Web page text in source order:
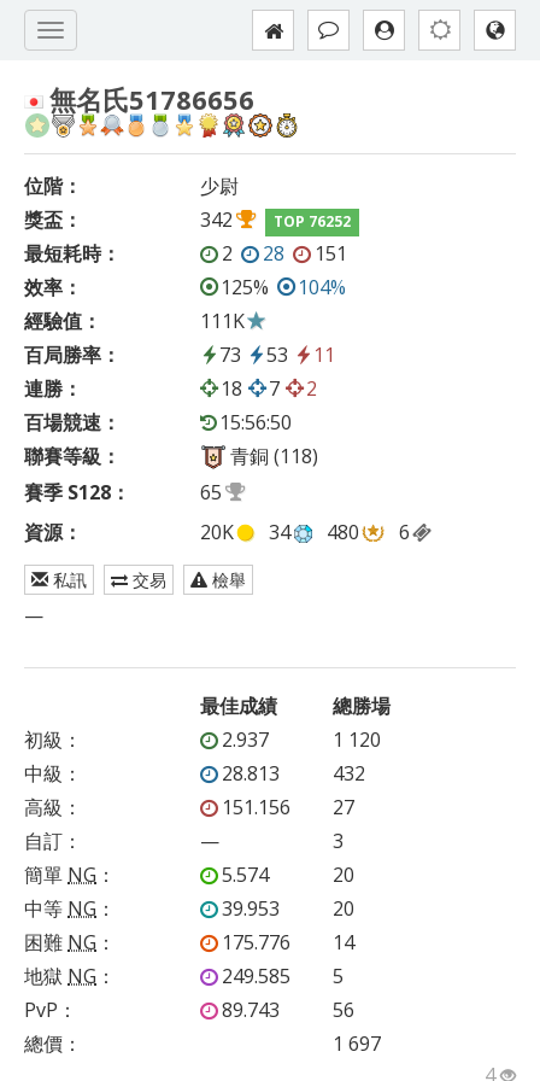
無名氏51786656
位階：
少尉
獎盃：
342 TOP 76252
最短耗時： 2 28
151
效率：
125%
104%
經驗值：
111K
百局勝率：
73 53
11
連勝：
18 7
2
百場競速：
15:56:50
聯賽等級：
青銅 (118)
賽季 S128：
65
資源：
20K 34 480 6
私訊 交易 檢舉
—
最佳成績
總勝場
初級 ： 2.937
1 120
中級 ： 28.813
432
高級 ： 151.156
27
自訂 ： —
3
簡單 NG ： 5.574
20
中等 NG ： 39.953
20
困難 NG ： 175.776
14
地獄 NG ： 249.585
5
PvP ： 89.743
56
總價：
1 697
4